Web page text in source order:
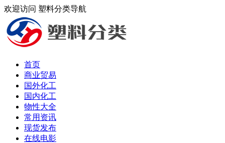
欢迎访问 塑料分类导航
首页
商业贸易
国外化工
国内化工
物性大全
常用资讯
现货发布
在线电影